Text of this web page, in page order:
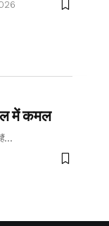
में कमल
हैं…